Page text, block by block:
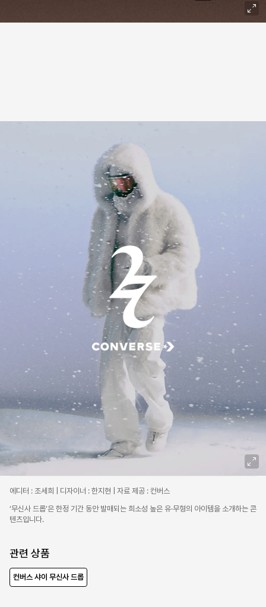
에디터 : 조세희 | 디자이너 : 한지현 | 자료 제공 : 컨버스
‘무신사 드롭’은 한정 기간 동안 발매되는 희소성 높은 유·무형의 아이템을 소개하는 콘
텐츠입니다.
관련 상품
컨버스 샤이 무신사 드롭